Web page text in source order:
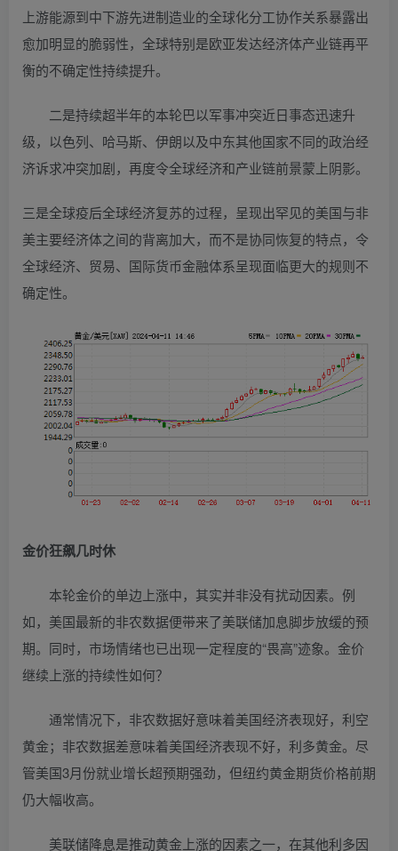
上游能源到中下游先进制造业的全球化分工协作关系暴露出
愈加明显的脆弱性，全球特别是欧亚发达经济体产业链再平
衡的不确定性持续提升。
二是持续超半年的本轮巴以军事冲突近日事态迅速升
级，以色列、哈马斯、伊朗以及中东其他国家不同的政治经
济诉求冲突加剧，再度令全球经济和产业链前景蒙上阴影。
三是全球疫后全球经济复苏的过程，呈现出罕见的美国与非
美主要经济体之间的背离加大，而不是协同恢复的特点，令
全球经济、贸易、国际货币金融体系呈现面临更大的规则不
确定性。
金价狂飙几时休
本轮金价的单边上涨中，其实并非没有扰动因素。例
如，美国最新的非农数据便带来了美联储加息脚步放缓的预
期。同时，市场情绪也已出现一定程度的“畏高”迹象。金价
继续上涨的持续性如何？
通常情况下，非农数据好意味着美国经济表现好，利空
黄金；非农数据差意味着美国经济表现不好，利多黄金。尽
管美国3月份就业增长超预期强劲，但纽约黄金期货价格前期
仍大幅收高。
美联储降息是推动黄金上涨的因素之一，在其他利多因